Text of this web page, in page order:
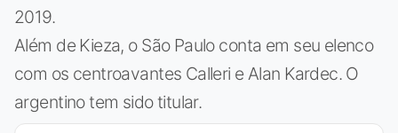
2019.
Além de Kieza, o São Paulo conta em seu elenco
com os centroavantes Calleri e Alan Kardec. O
argentino tem sido titular.